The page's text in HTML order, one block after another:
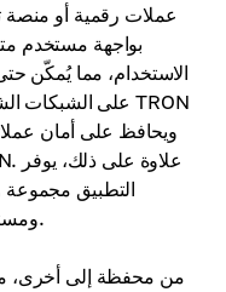
عملات رقمية أو منصة
الاستخدام، مما يُمكّن
التطبيق
ومستكشف البلوك تشين، لتسهيل الاستخدام.